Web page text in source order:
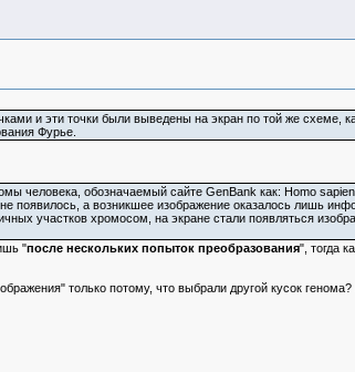
и эти точки были выведены на экран по той же схеме,
Фурье.
человека, обозначаемый сайте GenBank как: Homo
не появилось, а возникшее изображение оказалось лишь
участков хромосом, на экране стали появляться
"после нескольких попыток преобразования", тогда
только потому, что выбрали другой кусок